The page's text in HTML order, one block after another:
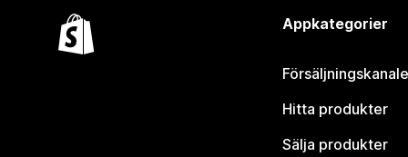
Appkategorier
Hitta produkter
Sälja produkter